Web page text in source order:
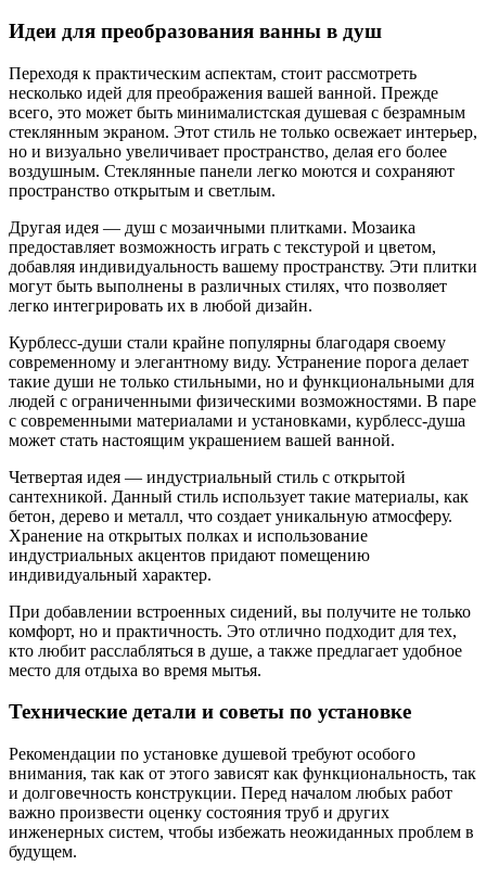
Идеи для преобразования ванны в душ
Переходя к практическим аспектам, стоит рассмотреть
несколько идей для преображения вашей ванной. Прежде
всего, это может быть минималистская душевая с безрамным
стеклянным экраном. Этот стиль не только освежает интерьер,
но и визуально увеличивает пространство, делая его более
воздушным. Стеклянные панели легко моются и сохраняют
пространство открытым и светлым.
Другая идея — душ с мозаичными плитками. Мозаика
предоставляет возможность играть с текстурой и цветом,
добавляя индивидуальность вашему пространству. Эти плитки
могут быть выполнены в различных стилях, что позволяет
легко интегрировать их в любой дизайн.
Курблесс-души стали крайне популярны благодаря своему
современному и элегантному виду. Устранение порога делает
такие души не только стильными, но и функциональными для
людей с ограниченными физическими возможностями. В паре
с современными материалами и установками, курблесс-душа
может стать настоящим украшением вашей ванной.
Четвертая идея — индустриальный стиль с открытой
сантехникой. Данный стиль использует такие материалы, как
бетон, дерево и металл, что создает уникальную атмосферу.
Хранение на открытых полках и использование
индустриальных акцентов придают помещению
индивидуальный характер.
При добавлении встроенных сидений, вы получите не только
комфорт, но и практичность. Это отлично подходит для тех,
кто любит расслабляться в душе, а также предлагает удобное
место для отдыха во время мытья.
Технические детали и советы по установке
Рекомендации по установке душевой требуют особого
внимания, так как от этого зависят как функциональность, так
и долговечность конструкции. Перед началом любых работ
важно произвести оценку состояния труб и других
инженерных систем, чтобы избежать неожиданных проблем в
будущем.